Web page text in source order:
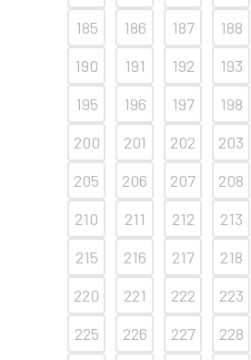
185
186 187 188
190
191 192 193
195
196 197 198
200
201 202 203
205
206 207 208
210
211 212 213
215
216 217 218
220
221 222 223
225
226 227 228